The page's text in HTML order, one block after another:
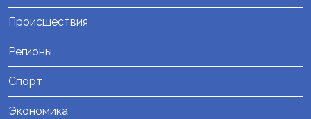
Происшествия
Регионы
Спорт
Экономика